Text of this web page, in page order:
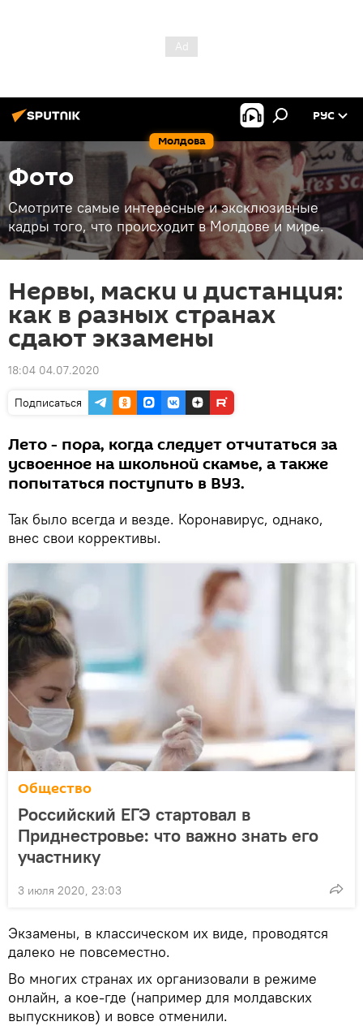
Молдова
РУС
Фото
Смотрите самые интересные и эксклюзивные
кадры того, что происходит в Молдове и мире.
Нервы, маски и дистанция:
как в разных странах
сдают экзамены
18:04 04.07.2020
Подписаться
Лето - пора, когда следует отчитаться за
усвоенное на школьной скамье, а также
попытаться поступить в ВУЗ.
Так было всегда и везде. Коронавирус, однако,
внес свои коррективы.
Общество
Российский ЕГЭ стартовал в
Приднестровье: что важно знать его
участнику
3 июля 2020, 23:03
Экзамены, в классическом их виде, проводятся
далеко не повсеместно.
Во многих странах их организовали в режиме
онлайн, а кое-где (например для молдавских
выпускников) и вовсе отменили.